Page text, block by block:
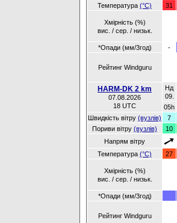
Температура (°C) 31
Хмірність (%)
вис. / сер. / низьк.
*Опади (мм/3год) -
Рейтинг Windguru
HARM-DK 2 km
07.08.2026
18 UTC
Нд
09.
05h
Швидкість вітру (вузлів) 7
Пориви вітру (вузлів) 10
Напрям вітру
Температура (°C) 27
Хмірність (%)
вис. / сер. / низьк.
*Опади (мм/3год)
Рейтинг Windguru